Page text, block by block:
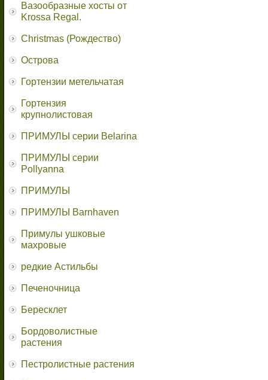
Вазообразные хосты от
Krossa Regal.
Christmas (Рождество)
Острова
Гортензии метельчатая
Гортензия
крупнолистовая
ПРИМУЛЫ серии Belarina
ПРИМУЛЫ серии
Pollyanna
ПРИМУЛЫ
ПРИМУЛЫ Barnhaven
Примулы ушковые
махровые
редкие Астильбы
Печеночница
Бересклет
Бордоволистные
растения
Пестролистные растения